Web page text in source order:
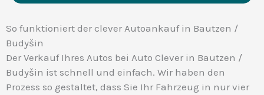
So funktioniert der clever Autoankauf in Bautzen /
Budyšin
Der Verkauf Ihres Autos bei Auto Clever in Bautzen /
Budyšin ist schnell und einfach. Wir haben den
Prozess so gestaltet, dass Sie Ihr Fahrzeug in nur vier